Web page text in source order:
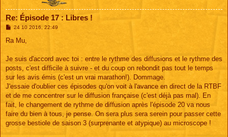
Re: Épisode 17 : Libres !
M
s
g
24 10 2016, 22:49
Ra Mu,
Je suis d'accord avec toi : entre le rythme des diffusions et le rythme des
posts, c'est difficile à suivre - et du coup on rebondit pas tout le temps
sur les avis émis (c'est un vrai marathon!). Dommage.
J'essaie d'oublier ces épisodes qu'on voit à l'avance en direct de la RTBF
et de me concentrer sur le diffusion française (c'est déjà pas mal). En
fait, le changement de rythme de diffusion après l'épisode 20 va nous
faire du bien à tous, je pense. On sera plus sera serein pour passer cette
grosse bestiole de saison 3 (surprenante et atypique) au microscope !